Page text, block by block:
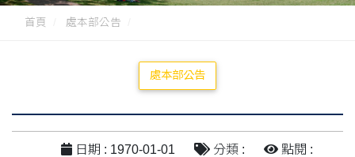
首頁 處本部公告
處本部公告
日期 : 1970-01-01 分類 : 點閱 :